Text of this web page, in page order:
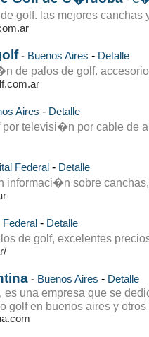
golf. las mejores canchas
- Buenos Aires - Detalle
de palos de golf.
Aires - Detalle
por televisi�n por cable de
Federal - Detalle
informaci�n sobre
- Detalle
de golf, excelentes
- Buenos Aires - Detalle
es una empresa que se
golf en buenos aires y